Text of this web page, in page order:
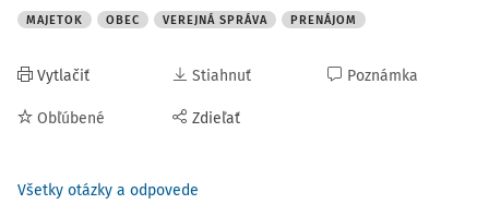
MAJETOK OBEC VEREJNÁ SPRÁVA PRENÁJOM
Vytlačiť
Obľúbené
Stiahnuť
Zdieľať
Poznámka
Všetky otázky a odpovede